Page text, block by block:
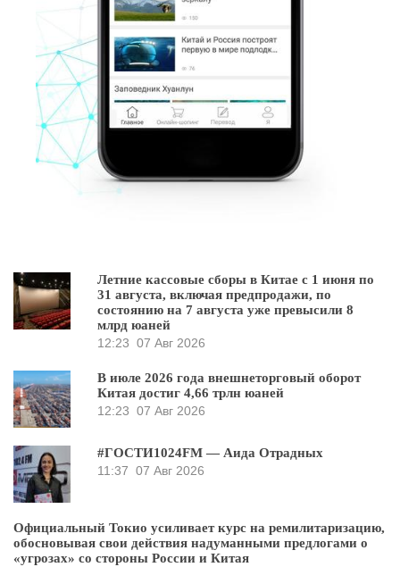
Летние кассовые сборы в Китае с 1 июня по
31 августа, включая предпродажи, по
состоянию на 7 августа уже превысили 8
млрд юаней
12:23 07 Авг 2026
В июле 2026 года внешнеторговый оборот
Китая достиг 4,66 трлн юаней
12:23 07 Авг 2026
#ГОСТИ1024FM — Аида Отрадных
11:37 07 Авг 2026
Официальный Токио усиливает курс на ремилитаризацию,
обосновывая свои действия надуманными предлогами о
«угрозах» со стороны России и Китая